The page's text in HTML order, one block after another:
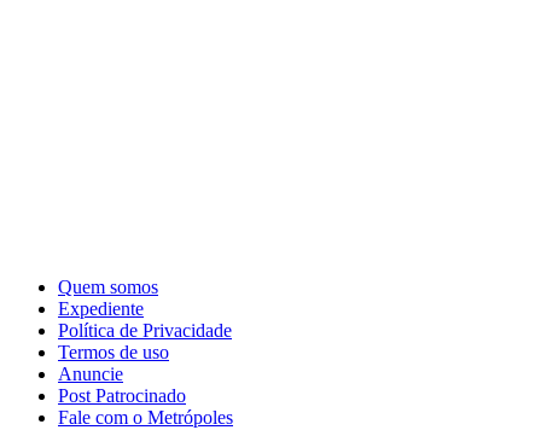
Quem somos
Expediente
Política de Privacidade
Termos de uso
Anuncie
Post Patrocinado
Fale com o Metrópoles